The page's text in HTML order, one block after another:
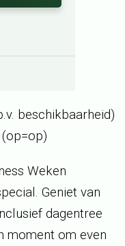
en
beschikbaarheid)
Weken
Geniet van
dagentree
moment om even